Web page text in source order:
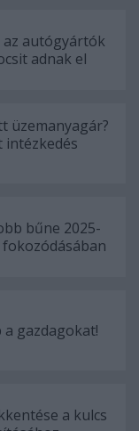
autógyártók
adnak el
üzemanyagár?
intézkedés
bűne 2025-
gazdagokat!
a kulcs